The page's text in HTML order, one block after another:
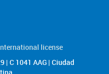
license
| C 1041 AAG | Ciudad